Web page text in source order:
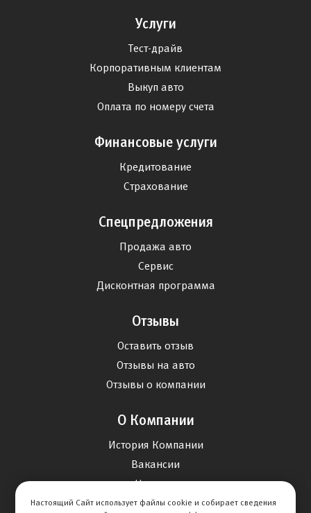
Услуги
Тест-драйв
Корпоративным клиентам
Выкуп авто
Оплата по номеру счета
Финансовые услуги
Кредитование
Страхование
Спецпредложения
Продажа авто
Сервис
Дисконтная программа
Отзывы
Оставить отзыв
Отзывы на авто
Отзывы о компании
О Компании
История Компании
Вакансии
Новости
Настоящий Сайт использует файлы cookie и собирает сведения